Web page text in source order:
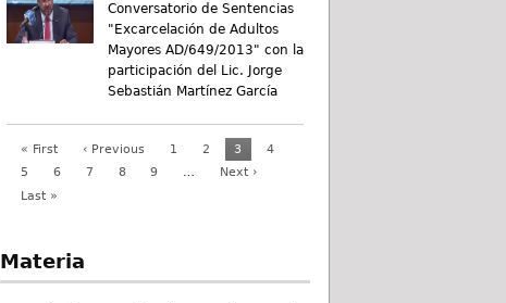
Conversatorio de Sentencias
"Excarcelación de Adultos
Mayores AD/649/2013" con la
participación del Lic. Jorge
Sebastián Martínez García
« First ‹ Previous 1 2 3
4
5
6 7 8 9 …
Next ›
Last »
Materia